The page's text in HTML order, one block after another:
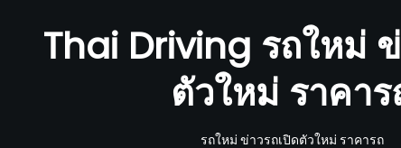
Thai Driving รถใหม่
ตัวใหม่ ราคาร
รถใหม่ ข่าวรถเปิดตัวใหม่ ราคารถ